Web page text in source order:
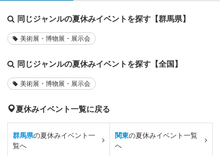
同じジャンルの夏休みイベントを探す【群馬県】
美術展・博物展・展示会
同じジャンルの夏休みイベントを探す【全国】
美術展・博物展・展示会
夏休みイベント一覧に戻る
群馬県の夏休みイベント一
覧へ
関東の夏休みイベント一覧
へ